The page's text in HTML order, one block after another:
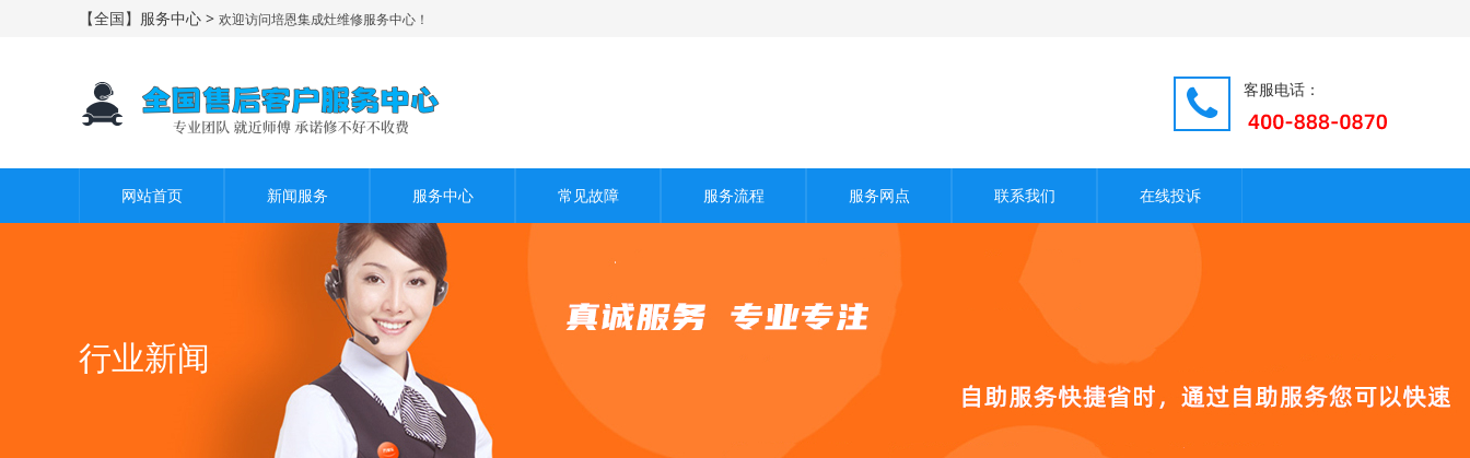
【全国】服务中心 > 欢迎访问培恩集成灶维修服务中心！
客服电话：
网站首页 新闻服务 服务中心 常见故障 服务流程 服务网点 联系我们 在线投诉
行业新闻